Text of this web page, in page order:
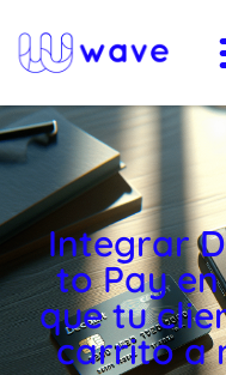
Integrar
to Pay
que tu
carrito a